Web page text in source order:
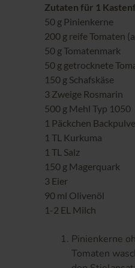
Zutaten für 1
50 g Pinienkerne
200 g reife Tomaten
50 g Tomatenmark
50 g getrocknete
150 g Schafskäse
3 Zweige Rosmarin
500 g Mehl Typ 1050
1 Päckchen
1 TL Kurkuma
1 TL Salz
150 g Magerquark
3 Eier
90 ml Olivenöl
1-2 EL Milch
Pinienkerne
Tomaten